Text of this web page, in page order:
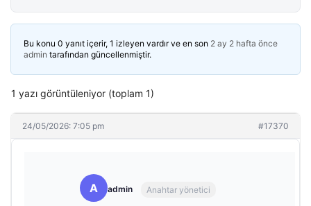
Bu konu 0 yanıt içerir, 1 izleyen vardır ve en son 2 ay 2 hafta önce
admin tarafından güncellenmiştir.
1 yazı görüntüleniyor (toplam 1)
24/05/2026: 7:05 pm #17370
A admin Anahtar yönetici